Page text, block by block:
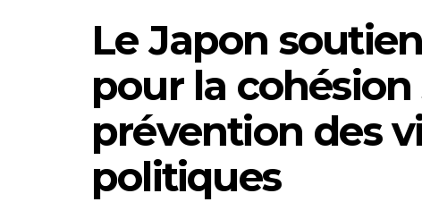
Le Japon
pour la
prévention des
politiques